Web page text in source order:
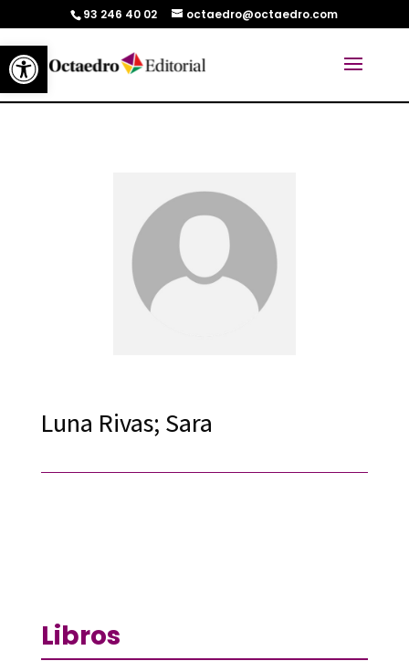
Abrir barra de herramientas
93 246 40 02 octaedro@octaedro.com
Luna Rivas; Sara
Libros